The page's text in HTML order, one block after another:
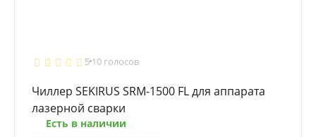
5 10 голосов
Чиллер SEKIRUS SRM-1500 FL для аппарата
лазерной сварки
Есть в наличии